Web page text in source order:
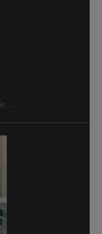
...